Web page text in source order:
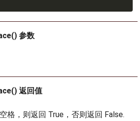
参数
返回值
格，则返回 True，否则返回 False.